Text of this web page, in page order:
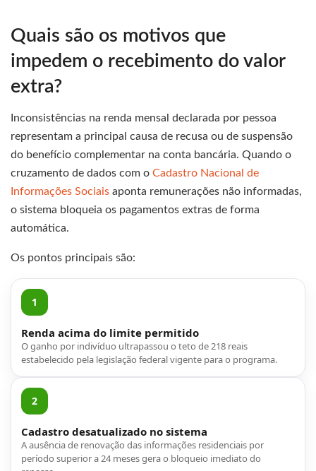
Quais são os motivos que
impedem o recebimento do valor
extra?
Inconsistências na renda mensal declarada por pessoa
representam a principal causa de recusa ou de suspensão
do benefício complementar na conta bancária. Quando o
cruzamento de dados com o Cadastro Nacional de
Informações Sociais aponta remunerações não informadas,
o sistema bloqueia os pagamentos extras de forma
automática.
Os pontos principais são:
1
Renda acima do limite permitido
O ganho por indivíduo ultrapassou o teto de 218 reais
estabelecido pela legislação federal vigente para o programa.
2
Cadastro desatualizado no sistema
A ausência de renovação das informações residenciais por
período superior a 24 meses gera o bloqueio imediato do